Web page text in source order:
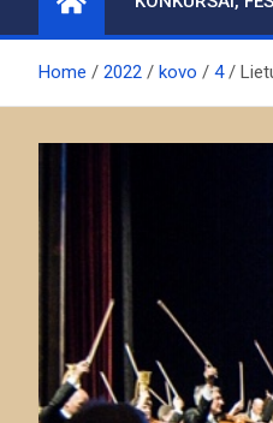
Home 2022 kovo 4